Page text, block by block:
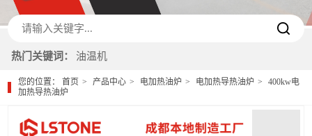
热门关键词： 油温机
您的位置：首页 产品中心 电加热油炉 电加热导热油炉
400kw电
加热导热油炉